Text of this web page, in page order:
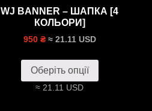
WJ BANNER – ШАПКА [4
КОЛЬОРИ]
950 ₴ ≈ 21.11 USD
Оберіть опції
≈ 21.11 USD